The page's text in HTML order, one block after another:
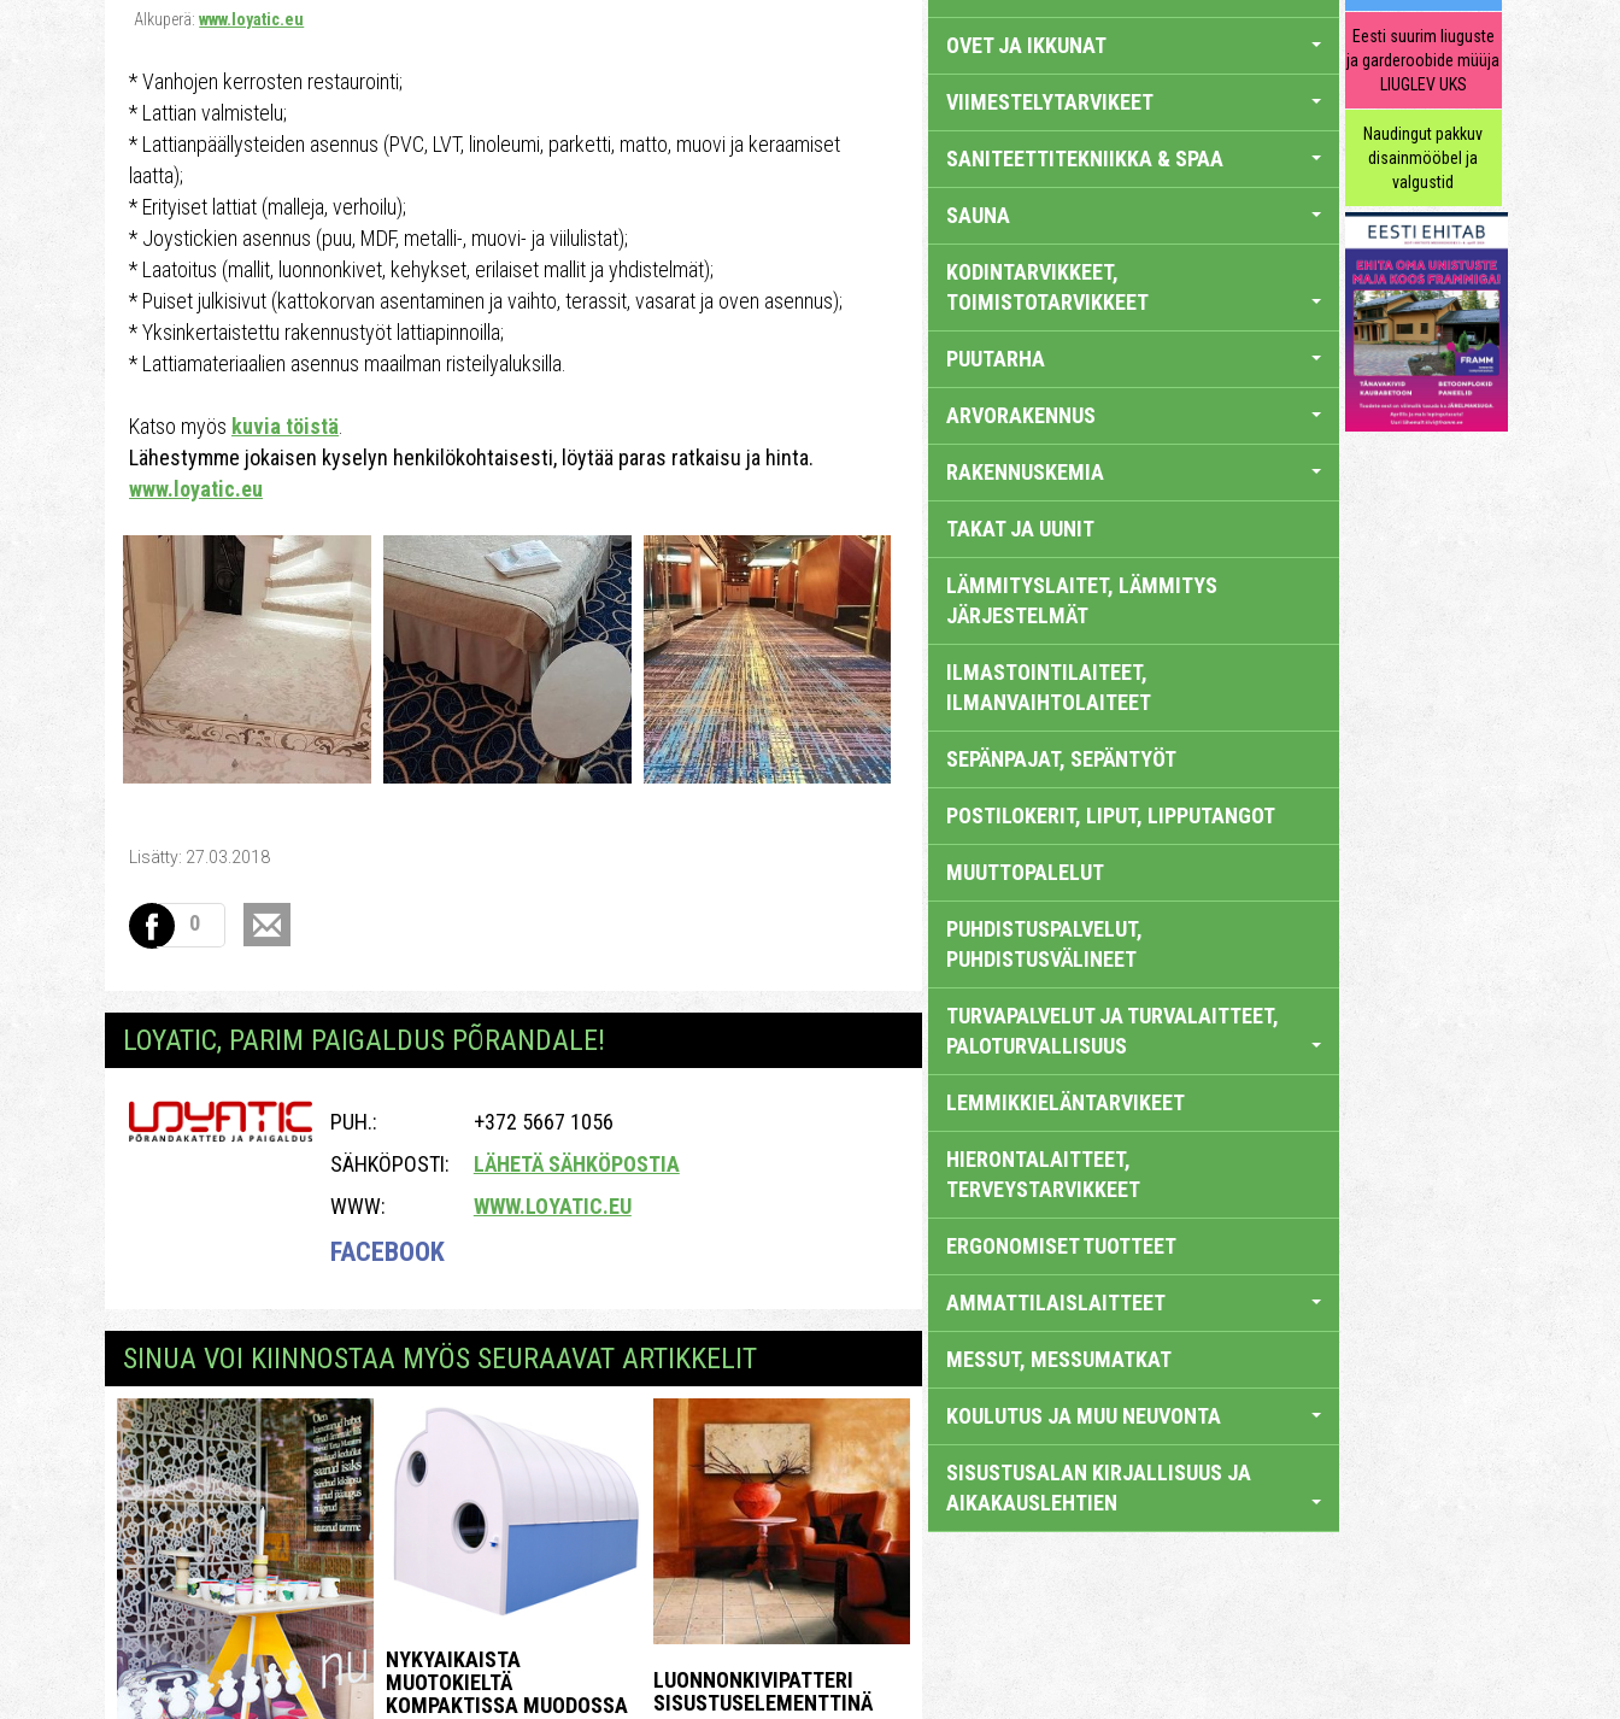
Alkuperä:www.loyatic.eu
* Vanhojen kerrosten restaurointi;
* Lattian valmistelu;
* Lattianpäällysteiden asennus (PVC, LVT, linoleumi, parketti, matto, muovi ja keraamiset
laatta);
* Erityiset lattiat (malleja, verhoilu);
* Joystickien asennus (puu, MDF, metalli-, muovi- ja viilulistat);
* Laatoitus (mallit, luonnonkivet, kehykset, erilaiset mallit ja yhdistelmät);
* Puiset julkisivut (kattokorvan asentaminen ja vaihto, terassit, vasarat ja oven asennus);
* Yksinkertaistettu rakennustyöt lattiapinnoilla;
* Lattiamateriaalien asennus maailman risteilyaluksilla.
Katso myös kuvia töistä
Lähestymme jokaisen kyselyn henkilökohtaisesti, löytää paras ratkaisu ja hinta.
www.loyatic.eu
Lisätty: 27.03.2018
0
LOYATIC, PARIM PAIGALDUS PÕRANDALE!
PUH.:
+372 5667 1056
SÄHKÖPOSTI:
LÄHETÄ SÄHKÖPOSTIA
WWW:
WWW.LOYATIC.EU
FACEBOOK
SINUA VOI KIINNOSTAA MYÖS SEURAAVAT ARTIKKELIT
NYKYAIKAISTA
MUOTOKIELTÄ
KOMPAKTISSA MUODOSSA
LUONNONKIVIPATTERI
SISUSTUSELEMENTTINÄ
OVET JA IKKUNAT
VIIMESTELYTARVIKEET
SANITEETTITEKNIIKKA & SPAA
SAUNA
KODINTARVIKKEET,
TOIMISTOTARVIKKEET
PUUTARHA
ARVORAKENNUS
RAKENNUSKEMIA
TAKAT JA UUNIT
LÄMMITYSLAITET, LÄMMITYS
JÄRJESTELMÄT
ILMASTOINTILAITEET,
ILMANVAIHTOLAITEET
SEPÄNPAJAT, SEPÄNTYÖT
POSTILOKERIT, LIPUT, LIPPUTANGOT
MUUTTOPALELUT
PUHDISTUSPALVELUT,
PUHDISTUSVÄLINEET
TURVAPALVELUT JA TURVALAITTEET,
PALOTURVALLISUUS
LEMMIKKIELÄNTARVIKEET
HIERONTALAITTEET,
TERVEYSTARVIKKEET
ERGONOMISET TUOTTEET
AMMATTILAISLAITTEET
MESSUT, MESSUMATKAT
KOULUTUS JA MUU NEUVONTA
SISUSTUSALAN KIRJALLISUUS JA
AIKAKAUSLEHTIEN
Eesti suurim liuguste
ja garderoobide müüja
LIUGLEV UKS
Naudingut pakkuv
disainmööbel ja
valgustid